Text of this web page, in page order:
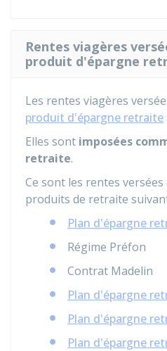
Rentes viagères
produit d'épargne
Les rentes viagères
produit d'épargne retraite
Elles sont imposées
retraite.
Ce sont les rentes
produits de retraite
Plan d'épargne
Régime Préfon
Contrat Madelin
Plan d'épargne
Plan d'épargne
Plan d'épargne